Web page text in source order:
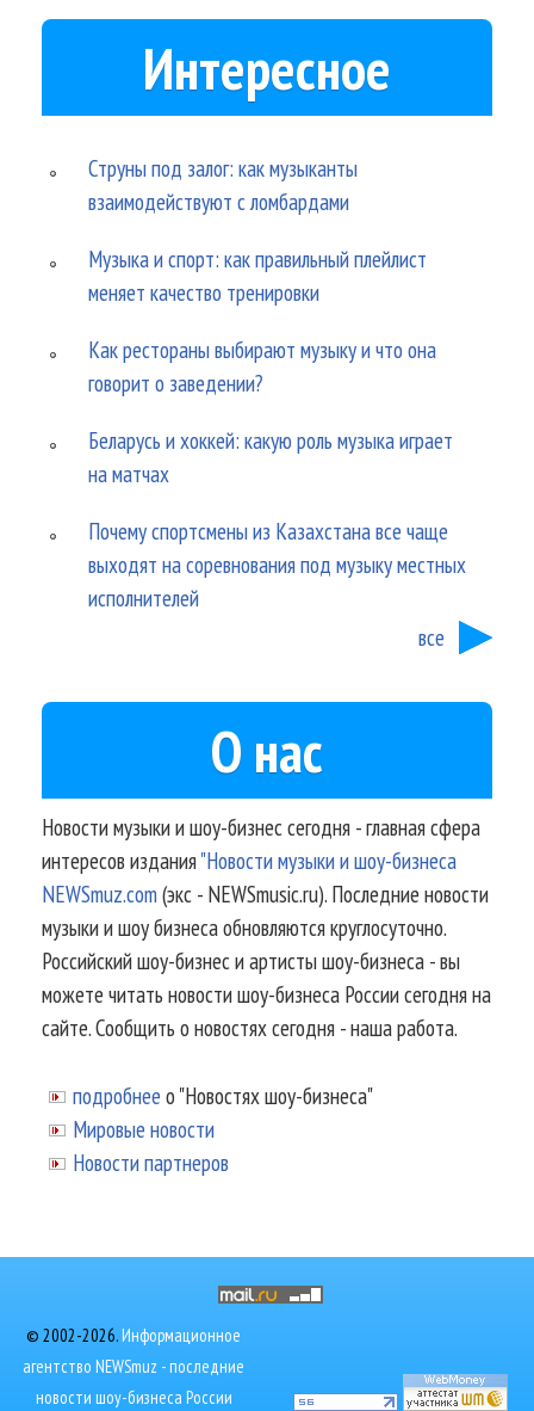
Интересное
Струны под залог: как музыканты
взаимодействуют с ломбардами
Музыка и спорт: как правильный плейлист
меняет качество тренировки
Как рестораны выбирают музыку и что она
говорит о заведении?
Беларусь и хоккей: какую роль музыка играет
на матчах
Почему спортсмены из Казахстана все чаще
выходят на соревнования под музыку местных
исполнителей
все
О нас
Новости музыки и шоу-бизнес сегодня - главная сфера
интересов издания"Новости музыки и шоу-бизнеса
NEWSmuz.com(экс - NEWSmusic.ru). Последние новости
музыки и шоу бизнеса обновляются круглосуточно.
Российский шоу-бизнес и артисты шоу-бизнеса - вы
можете читать новости шоу-бизнеса России сегодня на
сайте. Сообщить о новостях сегодня - наша работа.
подробнее о "Новостях шоу-бизнеса"
Мировые новости
Новости партнеров
© 2002-2026.Информационное
агентство NEWSmuz - последние
новости шоу-бизнеса России